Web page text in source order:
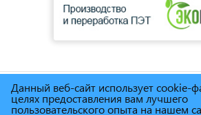
© Сеть магазинов инструмента и
Снабженец" 1995г. -
Данный веб-сайт использует cookie-
целях предоставления вам лучшего
пользовательского опыта на нашем